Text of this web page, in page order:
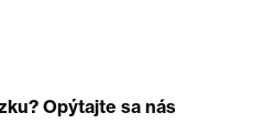
Opýtajte sa nás